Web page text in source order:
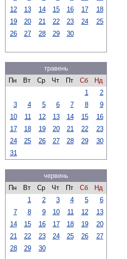
12
13 14 15 16 17
18
19
20 21 22 23 24
25
26
27 28 29 30
травень
Пн
Вт Ср Чт Пт Сб
Нд
1
2
3
4 5 6 7 8
9
10
11 12 13 14 15
16
17
18 19 20 21 22
23
24
25 26 27 28 29
30
31
червень
Пн
Вт Ср Чт Пт Сб
Нд
1
2 3 4 5
6
7
8 9 10 11 12
13
14
15 16 17 18 19
20
21
22 23 24 25 26
27
28
29 30